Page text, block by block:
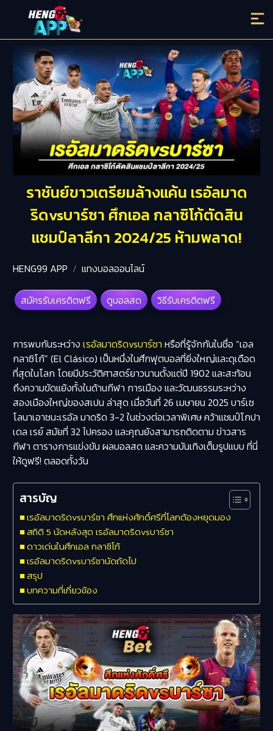
ราชันย์ขาวเตรียมล้างแค้น เรอัลมาด
ริดvsบาร์ซา ศึกเอล กลาซิโก้ตัดสิน
แชมป์ลาลีกา 2024/25 ห้ามพลาด!
HENG99 APP แทงบอลออนไลน์
สมัครรับเครดิตฟรี ดูบอลสด วิธีรับเครดิตฟรี
​การพบกันระหว่าง เรอัลมาดริดvsบาร์ซา หรือที่รู้จักกันในชื่อ “เอล
กลาซิโก้” (El Clásico) เป็นหนึ่งในศึกฟุตบอลที่ยิ่งใหญ่และดุเดือด
ที่สุดในโลก โดยมีประวัติศาสตร์ยาวนานตั้งแต่ปี 1902 และสะท้อน
ถึงความขัดแย้งทั้งในด้านกีฬา การเมือง และวัฒนธรรมระหว่าง
สองเมืองใหญ่ของสเปน​ ล่าสุด เมื่อวันที่ 26 เมษายน 2025 บาร์เซ
โลนาเอาชนะเรอัล มาดริด 3-2 ในช่วงต่อเวลาพิเศษ คว้าแชมป์โกปา
เดล เรย์ สมัยที่ 32 ไปครอง และคุณยังสามารถติดตาม ข่าวสาร
กีฬา ตารางการแข่งขัน ผลบอลสด และความบันเทิงเต็มรูปแบบ ที่นี่
ให้ดูฟรี! ตลอดทั้งวัน
สารบัญ
เรอัลมาดริดvsบาร์ซา ศึกแห่งศักดิ์ศรีที่โลกต้องหยุดมอง
สถิติ 5 นัดหลังสุด เรอัลมาดริดvsบาร์ซา
ดาวเด่นในศึกเอล กลาซิโก้
เรอัลมาดริดvsบาร์ซานัดถัดไป
สรุป
บทความที่เกี่ยวข้อง